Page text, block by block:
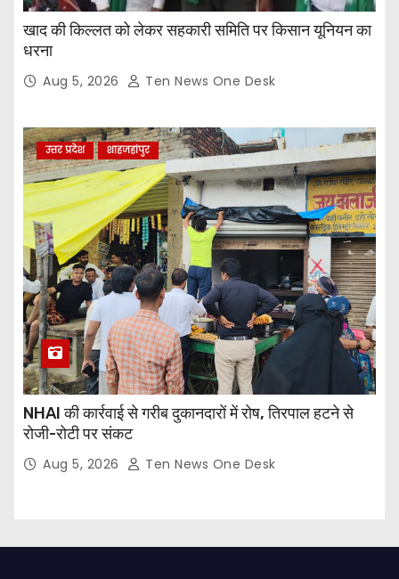
खाद की किल्लत को लेकर सहकारी समिति पर किसान यूनियन का
धरना
Aug 5, 2026 Ten News One Desk
उत्तर प्रदेश शाहजहांपुर
NHAI की कार्रवाई से गरीब दुकानदारों में रोष, तिरपाल हटने से
रोजी-रोटी पर संकट
Aug 5, 2026 Ten News One Desk